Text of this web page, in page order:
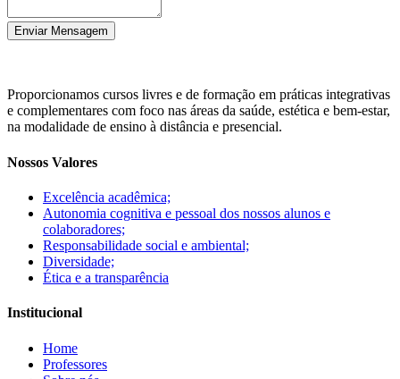
Enviar Mensagem
Proporcionamos cursos livres e de formação em práticas integrativas
e complementares com foco nas áreas da saúde, estética e bem-estar,
na modalidade de ensino à distância e presencial.
Nossos Valores
Excelência acadêmica;
Autonomia cognitiva e pessoal dos nossos alunos e
colaboradores;
Responsabilidade social e ambiental;
Diversidade;
Ética e a transparência
Institucional
Home
Professores